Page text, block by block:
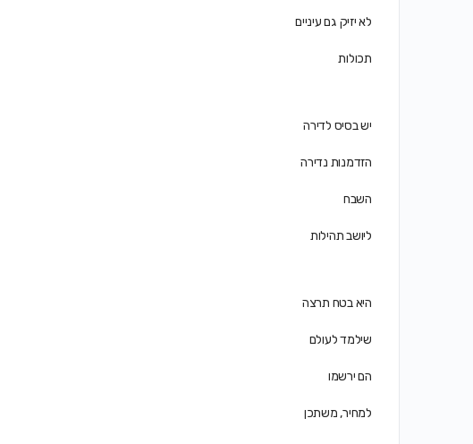
לא יזיק גם עיניים
תכולות
יש בסיס לדירה
הזדמנות נדירה
השבח
ליושב תהילות
היא בטח תרצה
שילמד לעולם
הם ירשמו
למחיר, משתכן